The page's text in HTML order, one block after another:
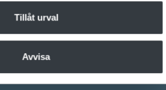
information som du har
Tillåt urval
Avvisa
hjälpa dig.